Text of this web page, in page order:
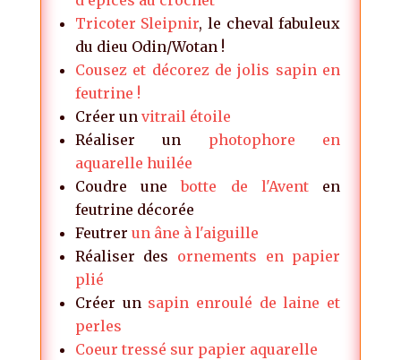
Tricoter Sleipnir, le cheval fabuleux
du dieu Odin/Wotan !
Cousez et décorez de jolis sapin en
feutrine !
Créer un vitrail étoile
Réaliser un photophore en
aquarelle huilée
Coudre unebotte de l'Aventen
feutrine décorée
Feutrer un âne à l'aiguille
Réaliser des ornements en papier
plié
Créer un sapin enroulé de laine et
perles
Coeur tressé sur papier aquarelle